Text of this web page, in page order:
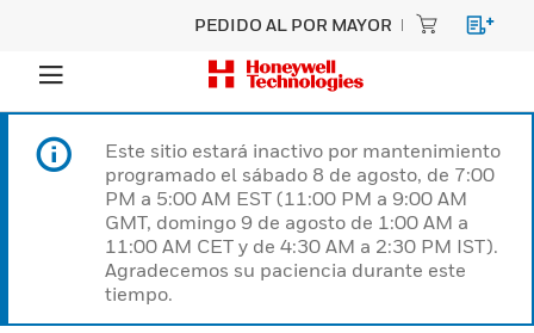
PEDIDO AL POR MAYOR
Este sitio estará inactivo por mantenimiento
programado el sábado 8 de agosto, de 7:00
PM a 5:00 AM EST (11:00 PM a 9:00 AM
GMT, domingo 9 de agosto de 1:00 AM a
11:00 AM CET y de 4:30 AM a 2:30 PM IST).
Agradecemos su paciencia durante este
tiempo.